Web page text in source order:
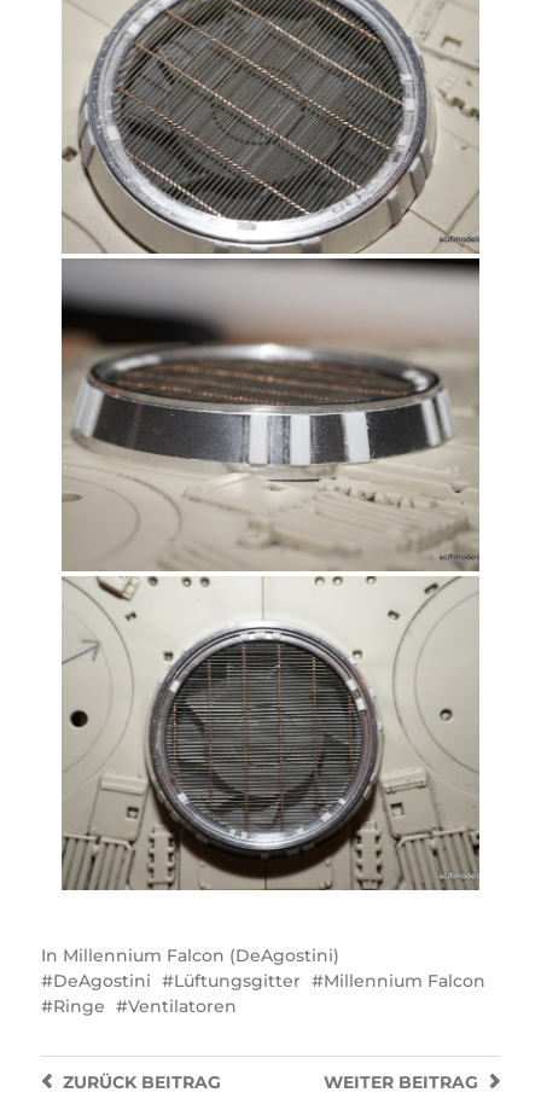
In Millennium Falcon (DeAgostini)
DeAgostini
Lüftungsgitter
Millennium Falcon
Ringe
Ventilatoren
WEITER BEITRAG
ZURÜCKBEITRAG